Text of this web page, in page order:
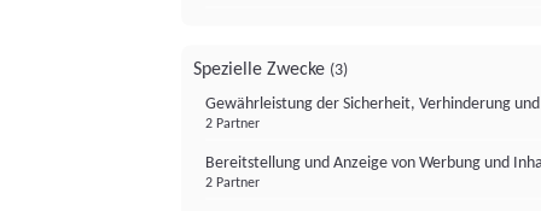
Spezielle Zwecke (3)
Gewährleistung der Sicherheit, Verhinderung
2 Partner
Bereitstellung und Anzeige von Werbung und
2 Partner